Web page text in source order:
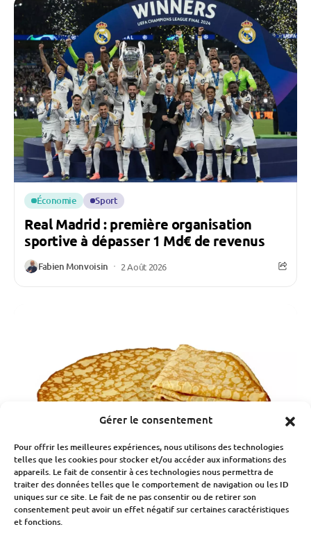
Gérer le consentement
Pour offrir les meilleures expériences, nous utilisons des technologies
telles que les cookies pour stocker et/ou accéder aux informations des
appareils. Le fait de consentir à ces technologies nous permettra de
traiter des données telles que le comportement de navigation ou les ID
uniques sur ce site. Le fait de ne pas consentir ou de retirer son
consentement peut avoir un effet négatif sur certaines caractéristiques
et fonctions.
Économie Sport
Real Madrid : première organisation
sportive à dépasser 1 Md€ de revenus
Fabien Monvoisin 2 Août 2026
Consommation Et Inflation